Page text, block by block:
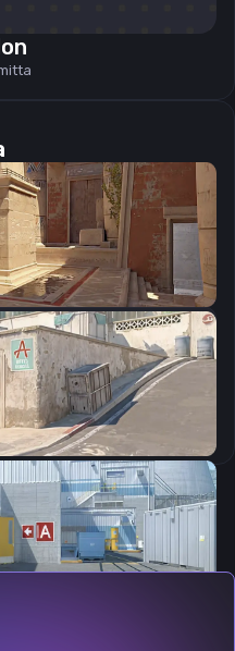
V3E7j-WphrM
на
06.08.2026
еженедельно обновлять,
настройками игрока.